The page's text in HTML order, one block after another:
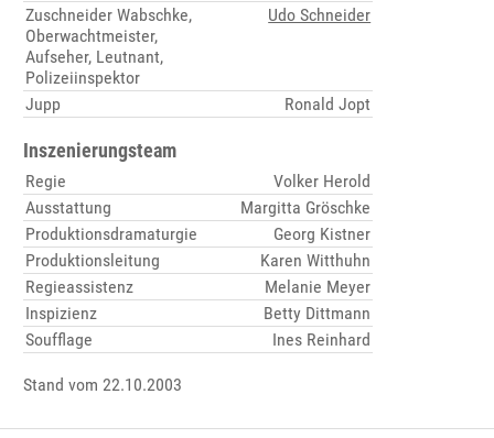
Zuschneider Wabschke,
Oberwachtmeister,
Aufseher, Leutnant,
Polizeiinspektor
Udo Schneider
Jupp Ronald Jopt
Inszenierungsteam
Regie
Volker Herold
Ausstattung
Margitta Gröschke
Produktionsdramaturgie
Georg Kistner
Produktionsleitung
Karen Witthuhn
Regieassistenz
Melanie Meyer
Inspizienz
Betty Dittmann
Soufflage
Ines Reinhard
Stand vom 22.10.2003